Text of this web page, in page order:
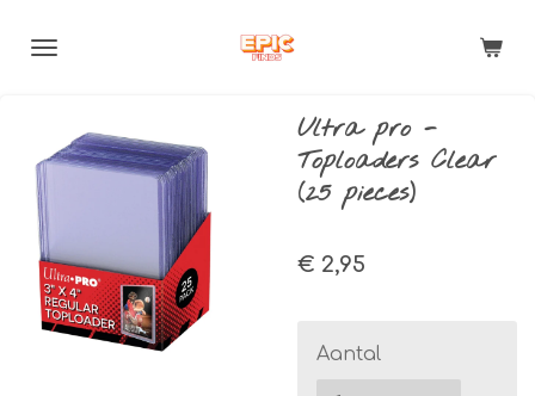
direct
hoofdinhoud
Ultra pro -
Toploaders Clear
(25 pieces)
€ 2,95
Aantal